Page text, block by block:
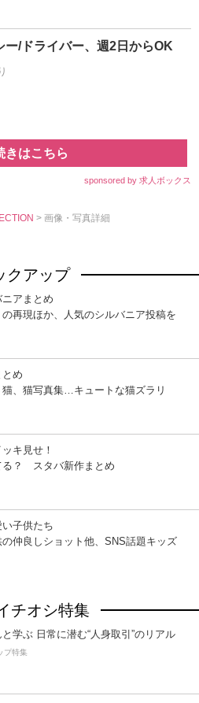
/ドライバー、週2日からOK
きはこちら
sponsored by 求人ボックス
> 画像・写真詳細
クアップ
アまとめ
の再現ほか、人気のシルバニア投稿を
め
猫、猫写真集…キュートな猫ズラリ
キ見せ！
る？ スタバ新作まとめ
子供たち
仲良しショット他、SNS話題キッズ
チオシ特集
学ぶ 日常に潜む“人身取引”のリアル
プ特集